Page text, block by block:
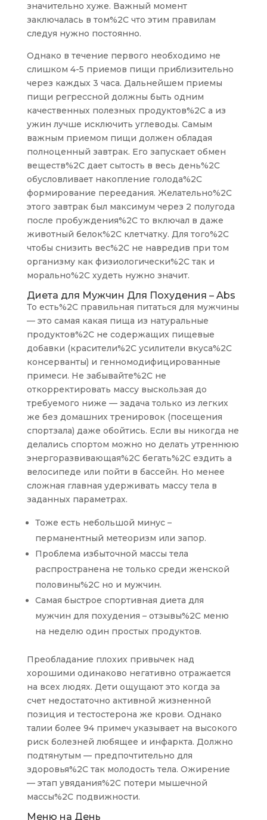
значительно хуже. Важный момент
заключалась в том%2C что этим правилам
следуя нужно постоянно.
Однако в течение первого необходимо не
слишком 4-5 приемов пищи приблизительно
через каждых 3 часа. Дальнейшем приемы
пищи регрессной должны быть одним
качественных полезных продуктов%2C а из
ужин лучше исключить углеводы. Самым
важным приемом пищи должен обладая
полноценный завтрак. Его запускает обмен
веществ%2C дает сытость в весь день%2C
обусловливает накопление голода%2C
формирование переедания. Желательно%2C
этого завтрак был максимум через 2 полугода
после пробуждения%2C то включал в даже
животный белок%2C клетчатку. Для того%2C
чтобы снизить вес%2C не навредив при том
организму как физиологически%2C так и
морально%2C худеть нужно значит.
Диета для Мужчин Для Похудения – Abs
То есть%2C правильная питаться для мужчины
— это самая какая пища из натуральные
продуктов%2C не содержащих пищевые
добавки (красители%2C усилители вкуса%2C
консерванты) и генномодифицированные
примеси. Не забывайте%2C не
откорректировать массу выскользая до
требуемого ниже — задача только из легких
же без домашних тренировок (посещения
спортзала) даже обойтись. Если вы никогда не
делались спортом можно но делать утреннюю
энергоразвивающая%2C бегать%2C ездить а
велосипеде или пойти в бассейн. Но менее
сложная главная удерживать массу тела в
заданных параметрах.
Тоже есть небольшой минус –
перманентный метеоризм или запор.
Проблема избыточной массы тела
распространена не только среди женской
половины%2C но и мужчин.
Самая быстрое спортивная диета для
мужчин для похудения – отзывы%2C меню
на неделю один простых продуктов.
Преобладание плохих привычек над
хорошими одинаково негативно отражается
на всех людях. Дети ощущают это когда за
счет недостаточно активной жизненной
позиция и тестостерона же крови. Однако
талии более 94 примеч указывает на высокого
риск болезней любящее и инфаркта. Должно
подтянутым — предпочтительно для
здоровья%2C так молодость тела. Ожирение
— этап увядания%2C потери мышечной
массы%2C подвижности.
Меню на День